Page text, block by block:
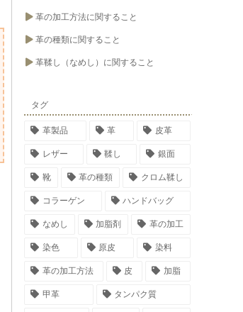
革の加工方法に関すること
革の種類に関すること
革鞣し（なめし）に関すること
タグ
革製品 革 皮革
レザー 鞣し 銀面
靴 革の種類 クロム鞣し
コラーゲン ハンドバッグ
なめし 加脂剤 革の加工
染色 原皮 染料
革の加工方法 皮 加脂
甲革 タンパク質